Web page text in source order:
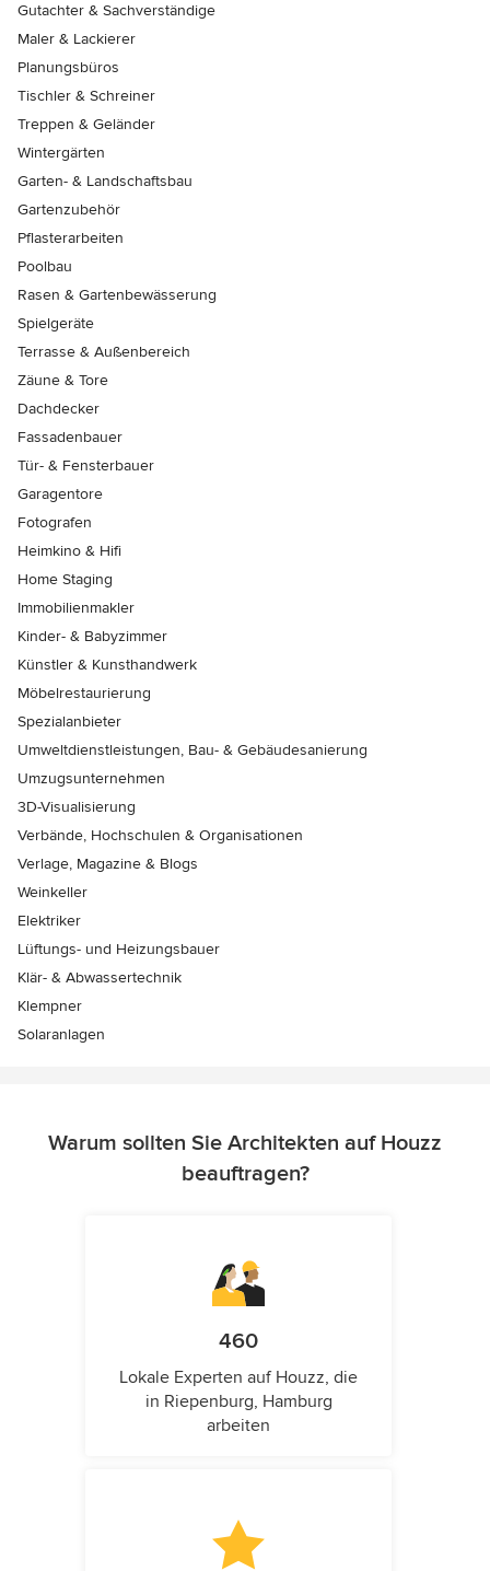
Gutachter & Sachverständige
Maler & Lackierer
Planungsbüros
Tischler & Schreiner
Treppen & Geländer
Wintergärten
Garten- & Landschaftsbau
Gartenzubehör
Pflasterarbeiten
Poolbau
Rasen & Gartenbewässerung
Spielgeräte
Terrasse & Außenbereich
Zäune & Tore
Dachdecker
Fassadenbauer
Tür- & Fensterbauer
Garagentore
Fotografen
Heimkino & Hifi
Home Staging
Immobilienmakler
Kinder- & Babyzimmer
Künstler & Kunsthandwerk
Möbelrestaurierung
Spezialanbieter
Umweltdienstleistungen, Bau- & Gebäudesanierung
Umzugsunternehmen
3D-Visualisierung
Verbände, Hochschulen & Organisationen
Verlage, Magazine & Blogs
Weinkeller
Elektriker
Lüftungs- und Heizungsbauer
Klär- & Abwassertechnik
Klempner
Solaranlagen
Warum sollten Sie Architekten auf Houzz
beauftragen?
460
Lokale Experten auf Houzz, die
in Riepenburg, Hamburg
arbeiten